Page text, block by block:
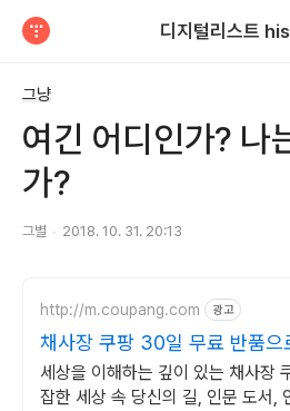
디지털리스트
그냥
여긴 어디인가? 나
가?
그별 2018. 10. 31. 20:13
http://m.coupang.com 광고
채사장 쿠팡 30일 무료 반품으
세상을 이해하는 깊이 있는 채사장
잡한 세상 속 당신의 길, 인문 도서,